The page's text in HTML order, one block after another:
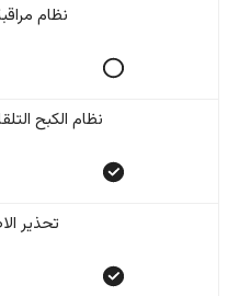
نظام
نظام الكبح
تحذير